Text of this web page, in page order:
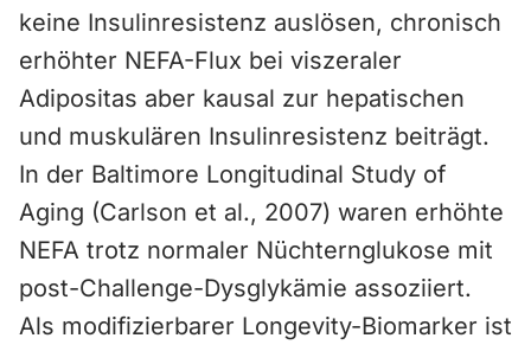
keine Insulinresistenz auslösen, chronisch
erhöhter NEFA-Flux bei viszeraler
Adipositas aber kausal zur hepatischen
und muskulären Insulinresistenz beiträgt.
In der Baltimore Longitudinal Study of
Aging (Carlson et al., 2007) waren erhöhte
NEFA trotz normaler Nüchternglukose mit
post-Challenge-Dysglykämie assoziiert.
Als modifizierbarer Longevity-Biomarker ist